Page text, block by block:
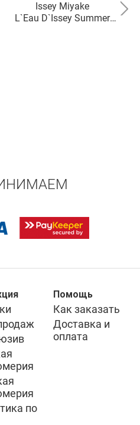
Issey Miyake
L`Eau D`Issey Summer
по
Помощь
Как заказать
Доставка и
оплата